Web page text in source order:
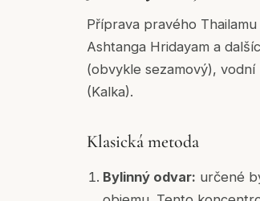
Příprava pravého
Ashtanga Hridayam a
(obvykle sezamový),
(Kalka).
Klasická metoda
Bylinný odvar: určené